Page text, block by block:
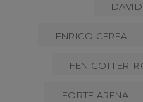
ENRICO CEREA
FENICOTTERI
FORTE ARENA